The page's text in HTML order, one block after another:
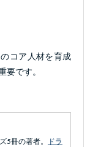
コア人材を育成
です。
5冊の著者。
ドラ